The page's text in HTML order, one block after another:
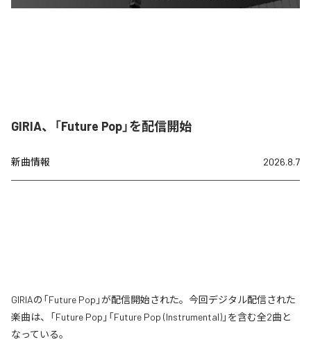
GIRIA、「Future Pop」を配信開始
新曲情報 2026.8.7
GIRIAの「Future Pop」が配信開始された。今回デジタル配信された
楽曲は、「Future Pop」「Future Pop (Instrumental)」を含む全2曲と
なっている。